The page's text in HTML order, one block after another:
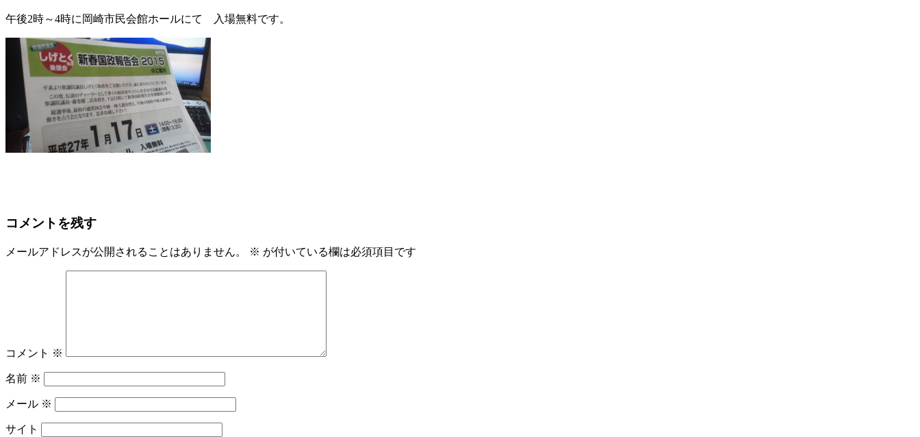
午後2時～4時に岡崎市民会館ホールにて 入場無料です。
コメントを残す
メールアドレスが公開されることはありません。 ※ が付いている欄は必須項目です
コメント ※
名前 ※
メール ※
サイト